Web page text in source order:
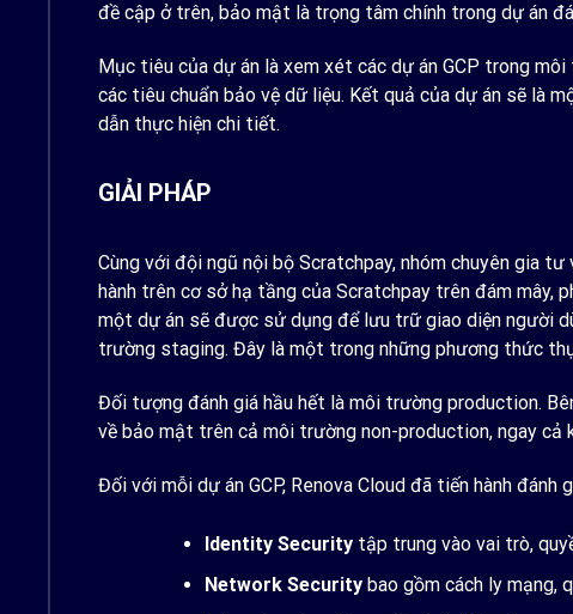
đề cập ở trên, bảo mật là trọng tâm chính trong dự án
Mục tiêu của dự án là xem xét các dự án GCP trong
các tiêu chuẩn bảo vệ dữ liệu. Kết quả của dự án sẽ là
dẫn thực hiện chi tiết.
GIẢI PHÁP
Cùng với đội ngũ nội bộ Scratchpay, nhóm chuyên gia
hành trên cơ sở hạ tầng của Scratchpay trên đám mây,
một dự án sẽ được sử dụng để lưu trữ giao diện người
trường staging. Đây là một trong những phương thức
Đối tượng đánh giá hầu hết là môi trường production.
về bảo mật trên cả môi trường non-production, ngay
Đối với mỗi dự án GCP, Renova Cloud đã tiến hành đánh
Identity Security tập trung vào vai trò,
Network Security bao gồm cách ly mạng,